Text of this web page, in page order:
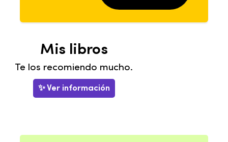
Mis libros
Te los recomiendo mucho.
✨ Ver información